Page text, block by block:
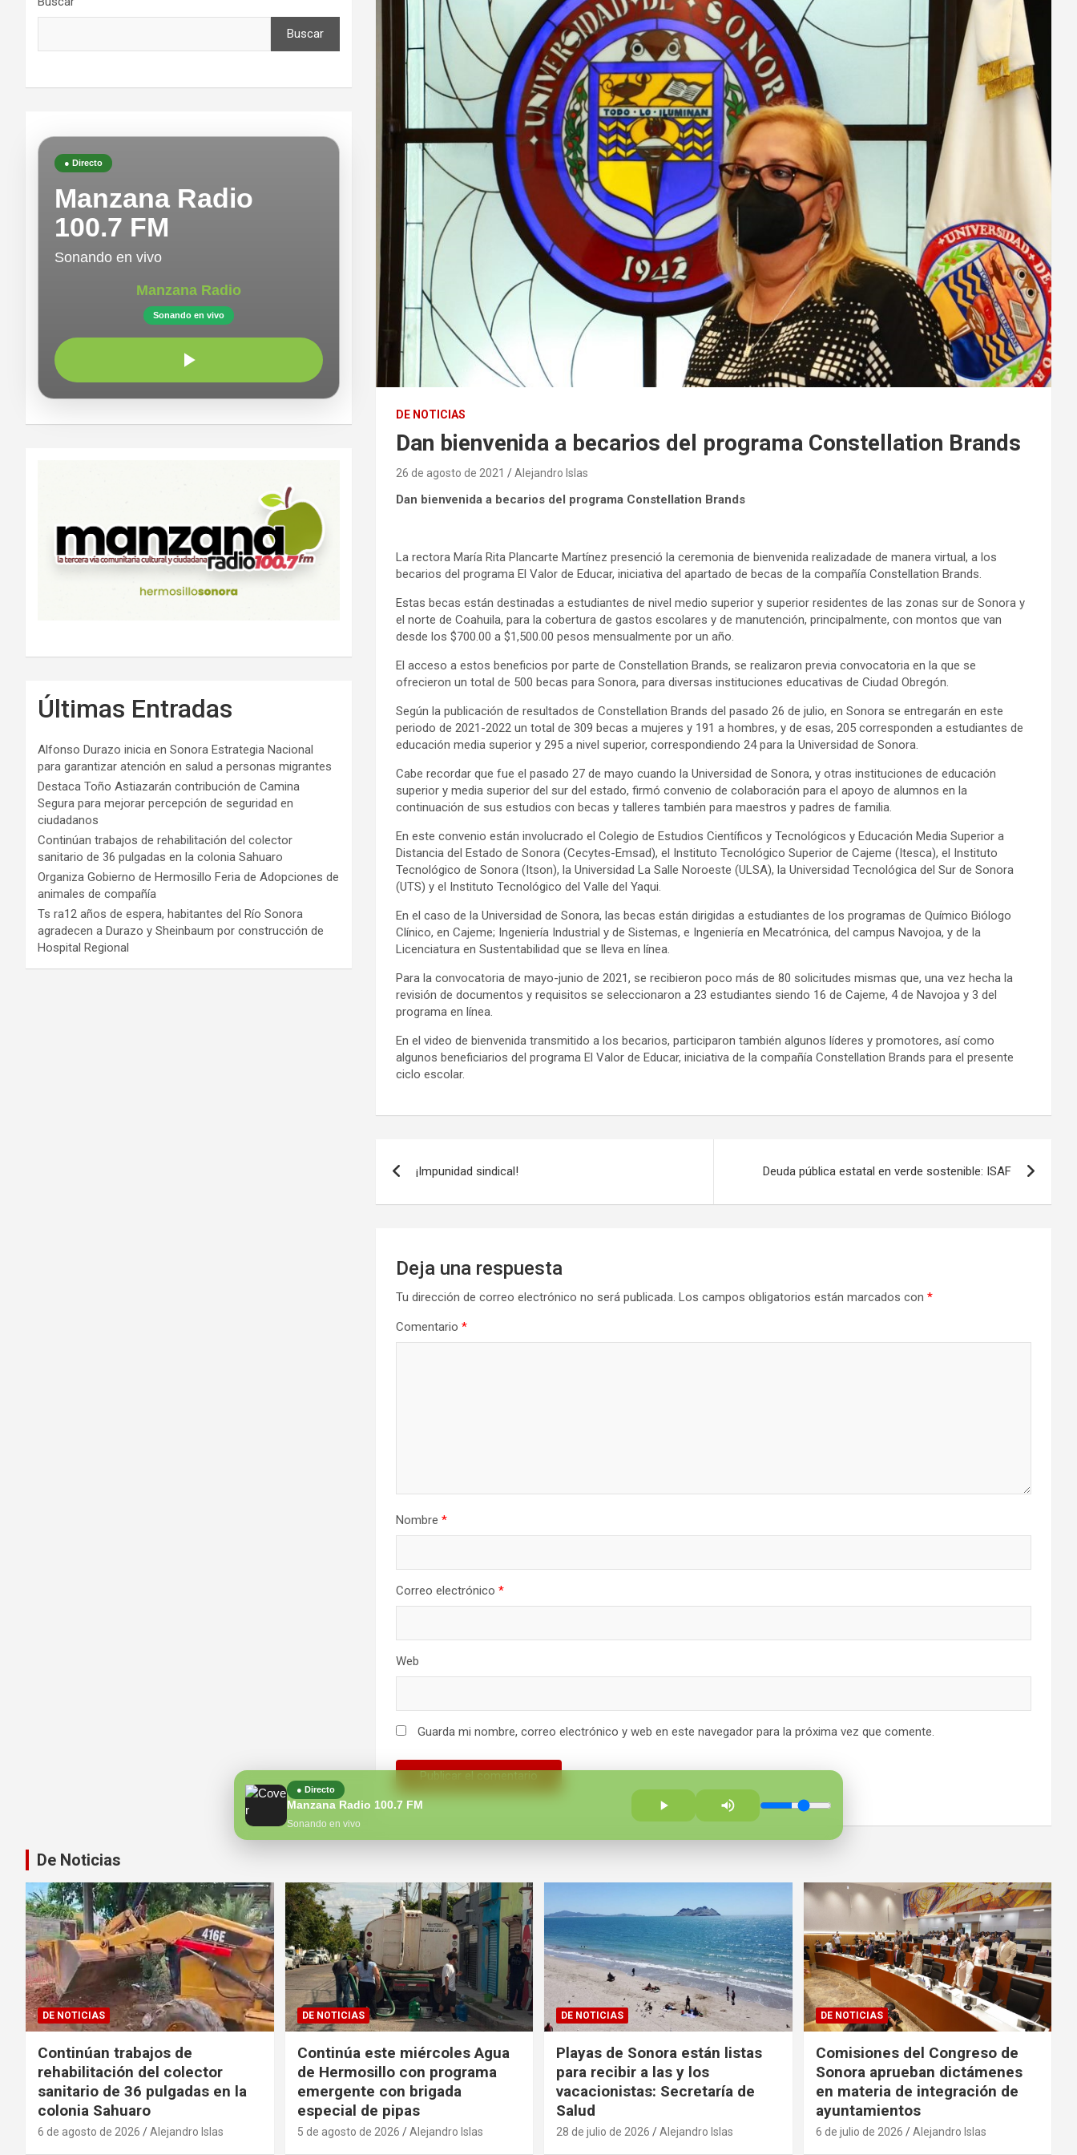
DE NOTICIAS
Dan bienvenida a becarios del programa Constellation Brands
26 de agosto de 2021 Alejandro Islas
Dan bienvenida a becarios del programa Constellation Brands
La rectora María Rita Plancarte Martínez presenció la ceremonia de bienvenida realizadade de manera virtual, a los
becarios del programa El Valor de Educar, iniciativa del apartado de becas de la compañía Constellation Brands.
Estas becas están destinadas a estudiantes de nivel medio superior y superior residentes de las zonas sur de Sonora y
el norte de Coahuila, para la cobertura de gastos escolares y de manutención, principalmente, con montos que van
desde los $700.00 a $1,500.00 pesos mensualmente por un año.
El acceso a estos beneficios por parte de Constellation Brands, se realizaron previa convocatoria en la que se
ofrecieron un total de 500 becas para Sonora, para diversas instituciones educativas de Ciudad Obregón.
Según la publicación de resultados de Constellation Brands del pasado 26 de julio, en Sonora se entregarán en este
periodo de 2021-2022 un total de 309 becas a mujeres y 191 a hombres, y de esas, 205 corresponden a estudiantes de
educación media superior y 295 a nivel superior, correspondiendo 24 para la Universidad de Sonora.
Cabe recordar que fue el pasado 27 de mayo cuando la Universidad de Sonora, y otras instituciones de educación
superior y media superior del sur del estado, firmó convenio de colaboración para el apoyo de alumnos en la
continuación de sus estudios con becas y talleres también para maestros y padres de familia.
En este convenio están involucrado el Colegio de Estudios Científicos y Tecnológicos y Educación Media Superior a
Distancia del Estado de Sonora (Cecytes-Emsad), el Instituto Tecnológico Superior de Cajeme (Itesca), el Instituto
Tecnológico de Sonora (Itson), la Universidad La Salle Noroeste (ULSA), la Universidad Tecnológica del Sur de Sonora
(UTS) y el Instituto Tecnológico del Valle del Yaqui.
En el caso de la Universidad de Sonora, las becas están dirigidas a estudiantes de los programas de Químico Biólogo
Clínico, en Cajeme; Ingeniería Industrial y de Sistemas, e Ingeniería en Mecatrónica, del campus Navojoa, y de la
Licenciatura en Sustentabilidad que se lleva en línea.
Para la convocatoria de mayo-junio de 2021, se recibieron poco más de 80 solicitudes mismas que, una vez hecha la
revisión de documentos y requisitos se seleccionaron a 23 estudiantes siendo 16 de Cajeme, 4 de Navojoa y 3 del
programa en línea.
En el video de bienvenida transmitido a los becarios, participaron también algunos líderes y promotores, así como
algunos beneficiarios del programa El Valor de Educar, iniciativa de la compañía Constellation Brands para el presente
ciclo escolar.
de
¡Impunidad sindical! Deuda pública estatal en verde sostenible: ISAF
Deja una respuesta
Tu dirección de correo electrónico no será publicada. Los campos obligatorios están marcados con *
Comentario *
Nombre *
Correo electrónico *
Web
Guarda mi nombre, correo electrónico y web en este navegador para la próxima vez que comente.
Buscar
● Directo
Manzana Radio
100.7 FM
Sonando en vivo
Manzana Radio
Sonando en vivo
● Directo
Manzana Radio 100.7 FM
Sonando en vivo
Últimas Entradas
Alfonso Durazo inicia en Sonora Estrategia Nacional
para garantizar atención en salud a personas migrantes
Destaca Toño Astiazarán contribución de Camina
Segura para mejorar percepción de seguridad en
ciudadanos
Continúan trabajos de rehabilitación del colector
sanitario de 36 pulgadas en la colonia Sahuaro
Organiza Gobierno de Hermosillo Feria de Adopciones de
animales de compañía
Ts ra12 años de espera, habitantes del Río Sonora
agradecen a Durazo y Sheinbaum por construcción de
Hospital Regional
De Noticias
DE NOTICIAS
Continúan trabajos de
rehabilitación del colector
sanitario de 36 pulgadas en la
colonia Sahuaro
6 de agosto de 2026 Alejandro Islas
DE NOTICIAS
Continúa este miércoles Agua
de Hermosillo con programa
emergente con brigada
especial de pipas
5 de agosto de 2026 Alejandro Islas
DE NOTICIAS
Playas de Sonora están listas
para recibir a las y los
vacacionistas: Secretaría de
Salud
28 de julio de 2026 Alejandro Islas
DE NOTICIAS
Comisiones del Congreso de
Sonora aprueban dictámenes
en materia de integración de
ayuntamientos
6 de julio de 2026 Alejandro Islas